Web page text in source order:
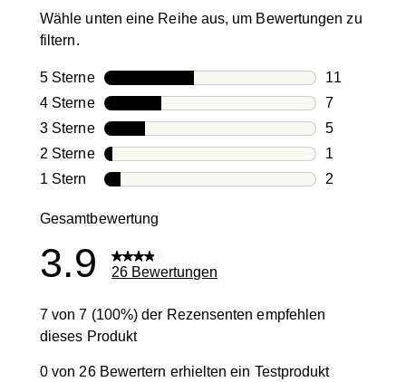
Wähle unten eine Reihe aus, um Bewertungen zu
filtern.
5 SterneSterne
11
11
4 SterneSterne
7
7
3 SterneSterne
5
5
2 SterneSterne
1
1
1 Stern Sterne
2
Gesamtbewertung
3.9 26 Bewertungen
7 von 7 (100%) der Rezensenten empfehlen
dieses Produkt
0 von 26 Bewertern erhielten ein Testprodukt